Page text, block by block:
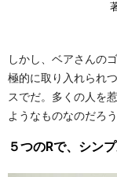
しかし、ベアさんの
極的に取り入れられ
スでだ。多くの人を
ようなものなのだろ
５つのRで、シン